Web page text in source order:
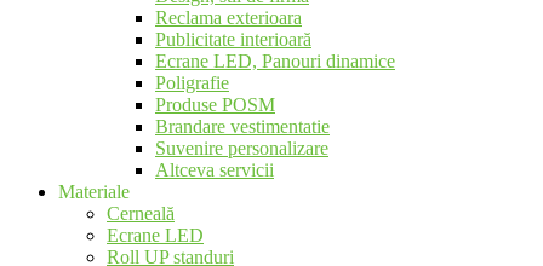
Reclama exterioara
Publicitate interioară
Ecrane LED, Panouri dinamice
Poligrafie
Produse POSM
Brandare vestimentatie
Suvenire personalizare
Altceva servicii
Materiale
Cerneală
Ecrane LED
Roll UP standuri